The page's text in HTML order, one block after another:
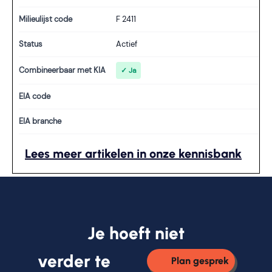
Milieulijst code F 2411
Status Actief
Combineerbaar met KIA ✓ Ja
EIA code
EIA branche
Lees meer artikelen in onze kennisbank
Je hoeft niet
verder te
Plan gesprek